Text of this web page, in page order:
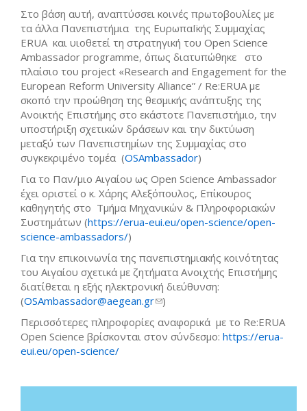
Στο βάση αυτή, αναπτύσσει κοινές πρωτοβουλίες με
τα άλλα Πανεπιστήμια της ΕυρωπαΪκής Συμμαχίας
ΕRUA και υιοθετεί τη στρατηγική του Open Science
Ambassador programme, όπως διατυπώθηκε στο
πλαίσιο του project «Research and Engagement for the
European Reform University Alliance” / Re:ERUA με
σκοπό την προώθηση της θεσμικής ανάπτυξης της
Ανοικτής Επιστήμης στο εκάστοτε Πανεπιστήμιο, την
υποστήριξη σχετικών δράσεων και την δικτύωση
μεταξύ των Πανεπιστημίων της Συμμαχίας στο
συγκεκριμένο τομέα (OSAmbassador)
Για το Παν/μιο Αιγαίου ως Open Science Ambassador
έχει οριστεί ο κ. Χάρης Αλεξόπουλος, Επίκουρος
καθηγητής στο Τμήμα Μηχανικών & Πληροφοριακών
Συστημάτων (https://erua-eui.eu/open-science/open-
science-ambassadors/)
Για την επικοινωνία της πανεπιστημιακής κοινότητας
του Αιγαίου σχετικά με ζητήματα Ανοιχτής Επιστήμης
διατίθεται η εξής ηλεκτρονική διεύθυνση:
(OSAmbassador@aegean.gr(link sends e-mail)
)
Περισσότερες πληροφορίες αναφορικά με το Re:ERUA
Open Science βρίσκονται στον σύνδεσμο: https://erua-
eui.eu/open-science/